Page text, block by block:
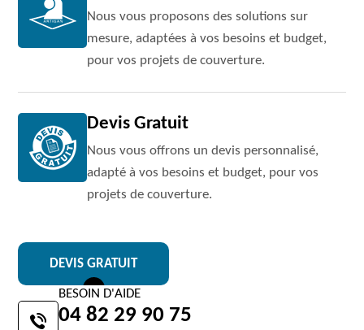
Nous vous proposons des solutions sur
mesure, adaptées à vos besoins et budget,
pour vos projets de couverture.
Devis Gratuit
Nous vous offrons un devis personnalisé,
adapté à vos besoins et budget, pour vos
projets de couverture.
DEVIS GRATUIT
BESOIN D'AIDE
04 82 29 90 75